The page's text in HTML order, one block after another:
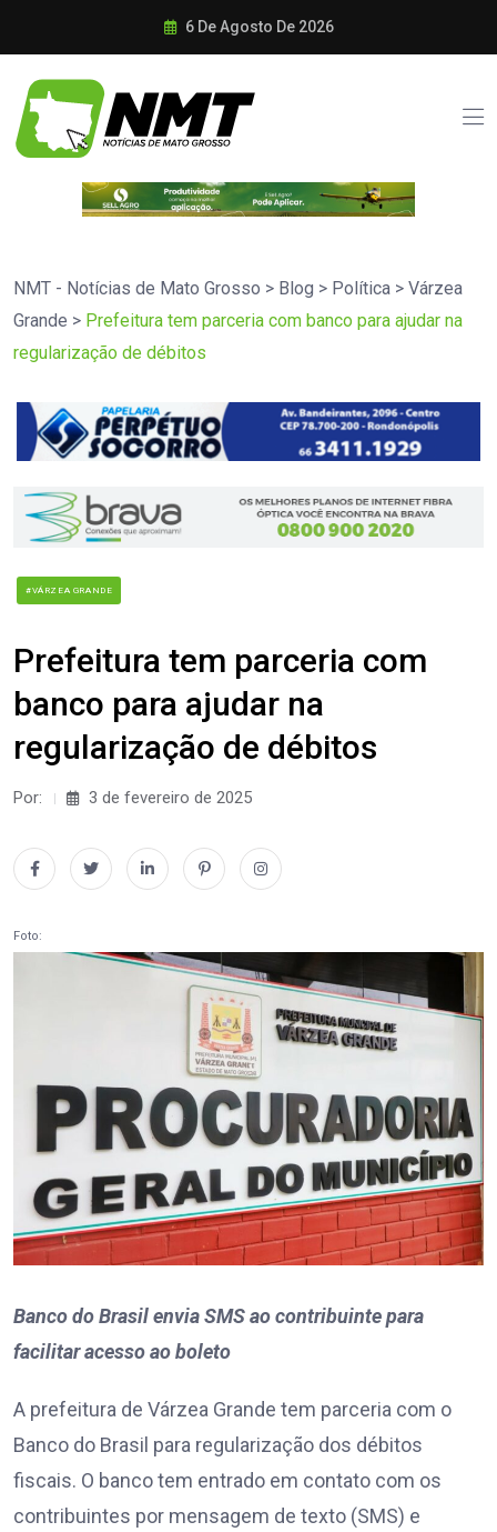
6 De Agosto De 2026
NMT - Notícias de Mato Grosso > Blog > Política > Várzea
Grande > Prefeitura tem parceria com banco para ajudar na
regularização de débitos
#VÁRZEA GRANDE
Prefeitura tem parceria com
banco para ajudar na
regularização de débitos
Por: 3 de fevereiro de 2025
Foto:
Banco do Brasil envia SMS ao contribuinte para
facilitar acesso ao boleto
A prefeitura de Várzea Grande tem parceria com o
Banco do Brasil para regularização dos débitos
fiscais. O banco tem entrado em contato com os
contribuintes por mensagem de texto (SMS) e